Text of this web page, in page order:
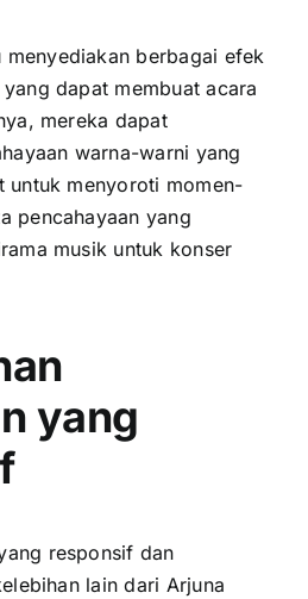
menyediakan berbagai efek
dapat membuat acara
mereka dapat
warna-warni yang
untuk menyoroti momen-
pencahayaan yang
musik untuk konser
yang
responsif dan
lain dari Arjuna